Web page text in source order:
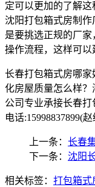
定可以更加的了解
沈阳打包箱式房制
是要挑选正规的厂
操作流程，这样可以
长春打包箱式房哪
化房屋质量怎么样
公司专业承接长春
电话:15998837899(赵
上一条： 长春
下一条： 沈阳
相关标签： 打包箱式